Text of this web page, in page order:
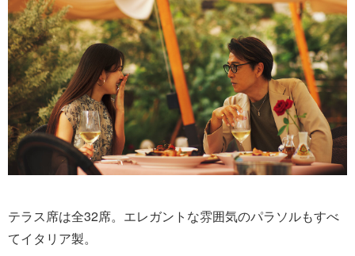
テラス席は全32席。エレガントな雰囲気のパラソルもすべ
てイタリア製。